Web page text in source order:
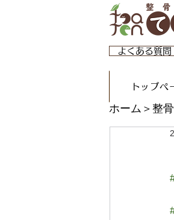
よくある質問
トップペ
ホーム ＞整